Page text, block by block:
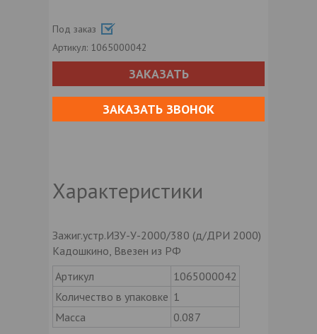
Под заказ
Артикул: 1065000042
ЗАКАЗАТЬ
ЗАКАЗАТЬ ЗВОНОК
Характеристики
Зажиг.устр.ИЗУ-У-2000/380 (д/ДРИ 2000)
Кадошкино, Ввезен из РФ
Артикул
1065000042
Количество в упаковке 1
Масса
0.087